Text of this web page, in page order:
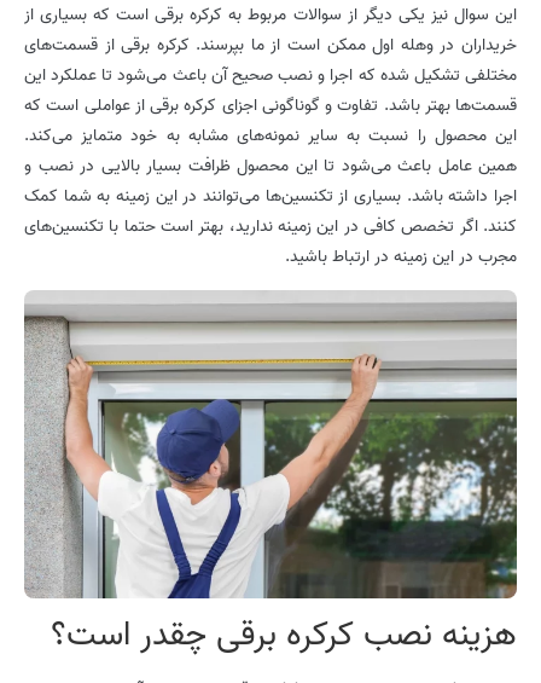
این سوال نیز یکی دیگر از سوالات مربوط به کرکره برقی است که بسیاری از
خریداران در وهله اول ممکن است از ما بپرسند. کرکره برقی از قسمت‌های
مختلفی تشکیل شده که اجرا و نصب صحیح آن باعث می‌شود تا عملکرد این
قسمت‌ها بهتر باشد. تفاوت و گوناگونی اجزای کرکره برقی از عواملی است که
این محصول را نسبت به سایر نمونه‌های مشابه به خود متمایز می‌کند.
همین عامل باعث می‌شود تا این محصول ظرافت بسیار بالایی در نصب و
اجرا داشته باشد. بسیاری از تکنسین‌ها می‌توانند در این زمینه به شما کمک
کنند. اگر تخصص کافی در این زمینه ندارید، بهتر است حتما با تکنسین‌های
مجرب در این زمینه در ارتباط باشید.
هزینه نصب کرکره برقی چقدر است؟